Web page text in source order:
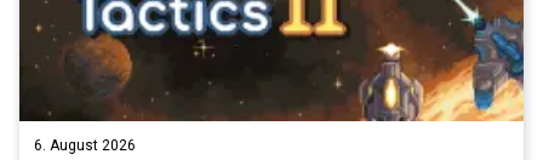
6. August 2026